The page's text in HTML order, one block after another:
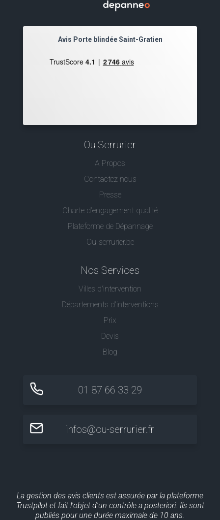
Avis Porte blindée Saint-Gratien
Ou Serrurier
A Propos
Contactez nous
Presse
Charte d’engagement qualité
Plateforme de Dépannage
Ou-serrurier.be
Nos Services
Villes d'intervention
Départements d'interventions
Prix
Devis
Blog
01 87 66 33 29
infos@ou-serrurier.fr
La gestion des avis clients est assurée par la plateforme
Trustpilot et fait l'objet d'un contrôle a posteriori. Ils sont
publiés pour une durée maximale de 10 ans.